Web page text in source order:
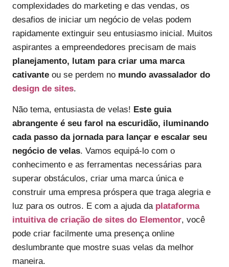
complexidades do marketing e das vendas, os
desafios de iniciar um negócio de velas podem
rapidamente extinguir seu entusiasmo inicial. Muitos
aspirantes a empreendedores precisam de mais
planejamento, lutam para criar uma marca
cativante ou se perdem no mundo avassalador do
design de sites.
Não tema, entusiasta de velas! Este guia
abrangente é seu farol na escuridão, iluminando
cada passo da jornada para lançar e escalar seu
negócio de velas. Vamos equipá-lo com o
conhecimento e as ferramentas necessárias para
superar obstáculos, criar uma marca única e
construir uma empresa próspera que traga alegria e
luz para os outros. E com a ajuda da plataforma
intuitiva de criação de sites do Elementor, você
pode criar facilmente uma presença online
deslumbrante que mostre suas velas da melhor
maneira.